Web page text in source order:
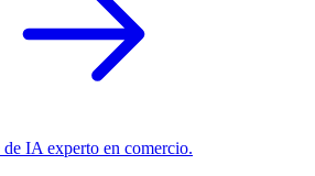
de IA experto en comercio.